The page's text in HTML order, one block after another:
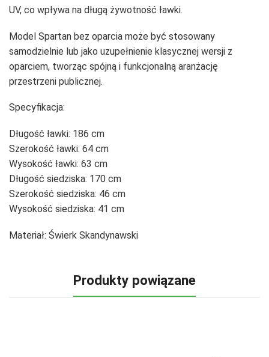
UV, co wpływa na długą żywotność ławki.
Model Spartan bez oparcia może być stosowany
samodzielnie lub jako uzupełnienie klasycznej wersji z
oparciem, tworząc spójną i funkcjonalną aranżację
przestrzeni publicznej.
Specyfikacja:
Długość ławki: 186 cm
Szerokość ławki: 64 cm
Wysokość ławki: 63 cm
Długość siedziska: 170 cm
Szerokość siedziska: 46 cm
Wysokość siedziska: 41 cm
Materiał: Świerk Skandynawski
Produkty powiązane